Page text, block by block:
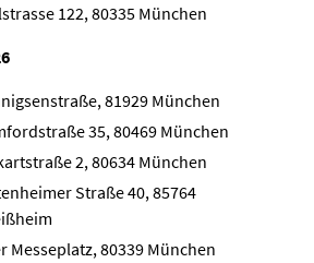
122, 80335 München
81929 München
35, 80469 München
2, 80634 München
Straße 40, 85764
Messeplatz, 80339 München